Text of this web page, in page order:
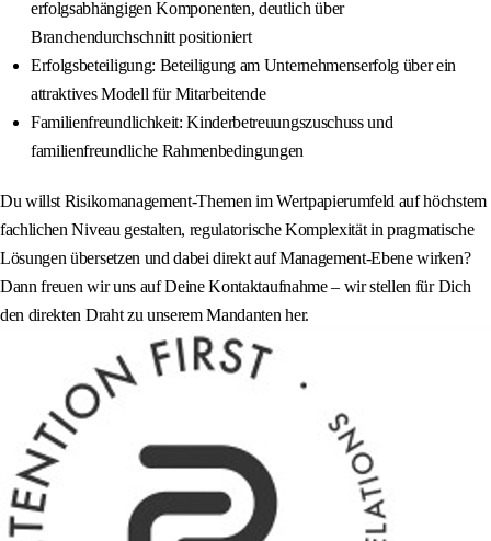
erfolgsabhängigen Komponenten, deutlich über
Branchendurchschnitt positioniert
Erfolgsbeteiligung: Beteiligung am Unternehmenserfolg über ein
attraktives Modell für Mitarbeitende
Familienfreundlichkeit: Kinderbetreuungszuschuss und
familienfreundliche Rahmenbedingungen
Du willst Risikomanagement-Themen im Wertpapierumfeld auf höchstem
fachlichen Niveau gestalten, regulatorische Komplexität in pragmatische
Lösungen übersetzen und dabei direkt auf Management-Ebene wirken?
Dann freuen wir uns auf Deine Kontaktaufnahme – wir stellen für Dich
den direkten Draht zu unserem Mandanten her.